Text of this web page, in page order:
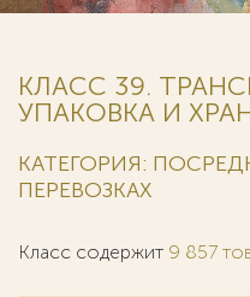
КЛАСС 39.
УПАКОВКА И
КАТЕГОРИЯ:
ПЕРЕВОЗКАХ
Класс содержит 9 857